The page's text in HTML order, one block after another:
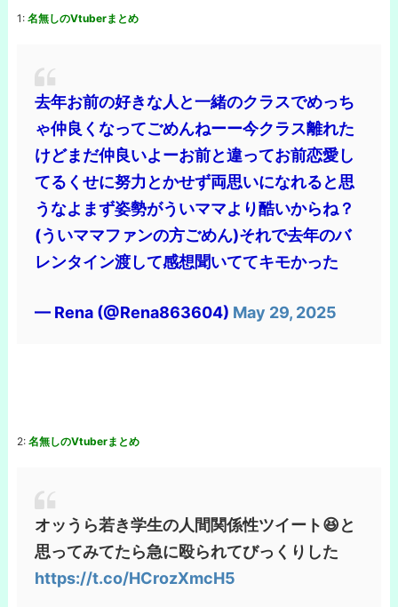
1: 名無しのVtuberまとめ
去年お前の好きな人と一緒のクラスでめっち
ゃ仲良くなってごめんねーー今クラス離れた
けどまだ仲良いよーお前と違ってお前恋愛し
てるくせに努力とかせず両思いになれると思
うなよまず姿勢がういママより酷いからね？
(ういママファンの方ごめん)それで去年のバ
レンタイン渡して感想聞いててキモかった
— Rena (@Rena863604) May 29, 2025
2: 名無しのVtuberまとめ
オッうら若き学生の人間関係性ツイート😆と
思ってみてたら急に殴られてびっくりした
https://t.co/HCrozXmcH5